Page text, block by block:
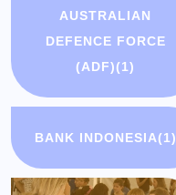
AUSTRALIAN
DEFENCE FORCE
(ADF)(1)
BANK INDONESIA(1)